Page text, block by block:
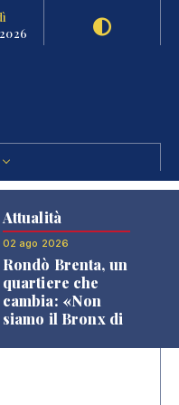
Attualità
02 ago 2026
Rondò Brenta, un
quartiere che
cambia: «Non
siamo il Bronx di